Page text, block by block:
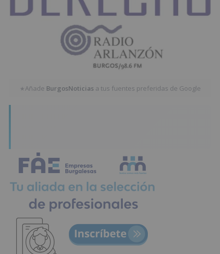
★Añade BurgosNoticias a tus fuentes preferidas de Google